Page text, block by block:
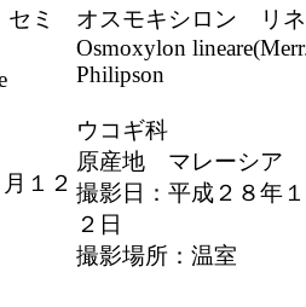
ミ
１２
オスモキシロン リ
Osmoxylon
Philipson
ウコギ科
原産地 マレーシア
撮影日：平成２８年
２日
撮影場所：温室